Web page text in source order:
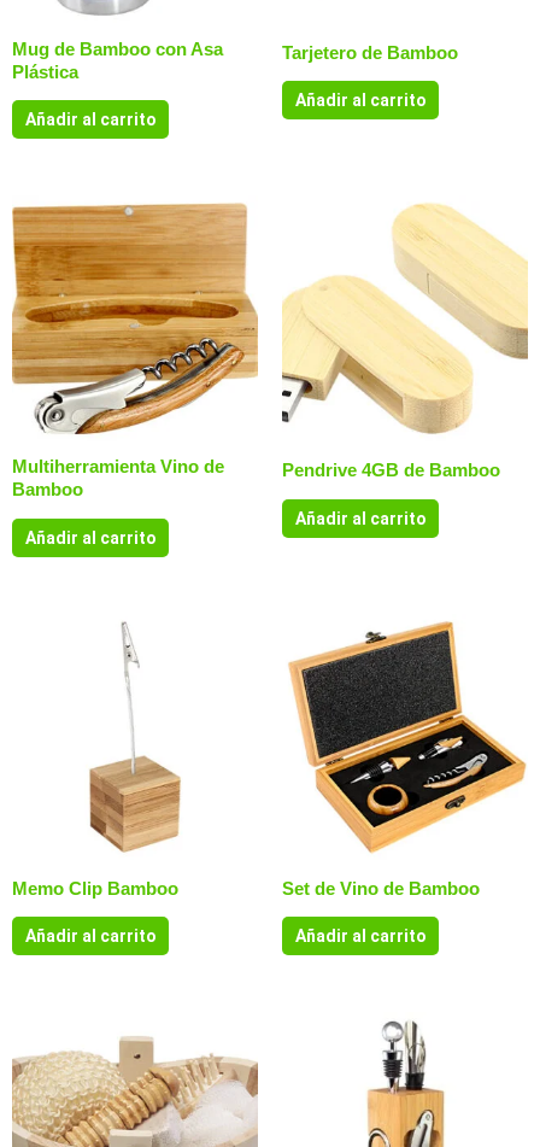
Mug de Bamboo con Asa
Plástica
Añadir al carrito
Tarjetero de Bamboo
Añadir al carrito
Multiherramienta Vino de
Bamboo
Añadir al carrito
Pendrive 4GB de Bamboo
Añadir al carrito
Memo Clip Bamboo
Añadir al carrito
Set de Vino de Bamboo
Añadir al carrito